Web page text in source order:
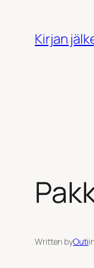
sisältöön
Kirjan
Written byOuti